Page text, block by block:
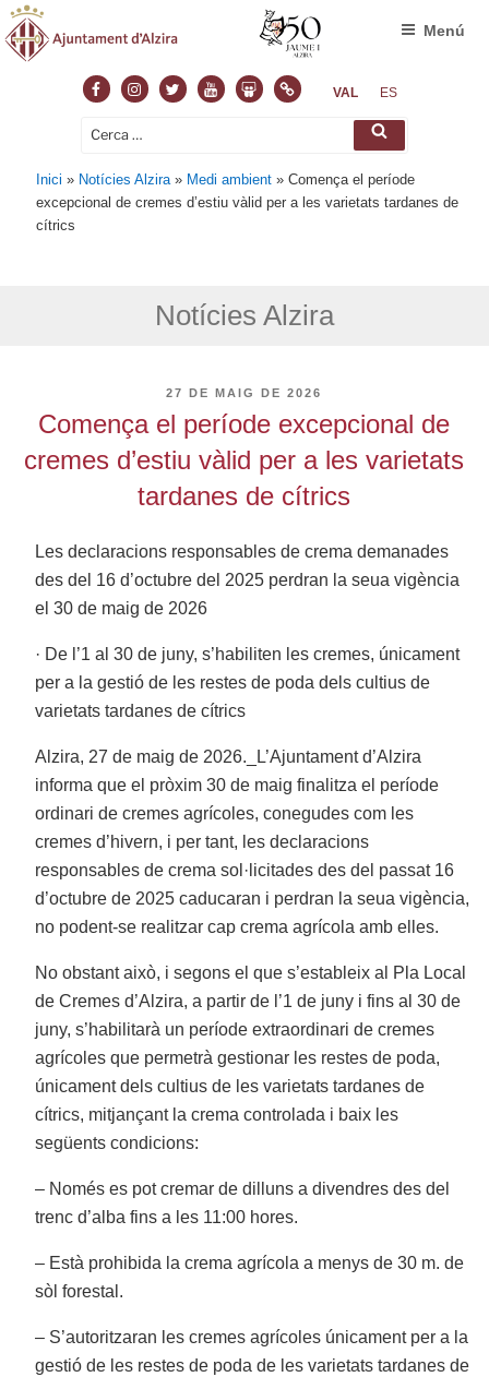
FacebookInstagram
TwitterYoutubeSlideshare
NormasVAL ES
Cerca: Cerca
Menú
Inici » Notícies Alzira » Medi ambient »Comença el període
excepcional de cremes d’estiu vàlid per a les varietats tardanes de
cítrics
Notícies Alzira
PUBLICAT
27 DE MAIG DE 2026
Comença el període excepcional de
cremes d’estiu vàlid per a les varietats
tardanes de cítrics
Les declaracions responsables de crema demanades
des del 16 d’octubre del 2025 perdran la seua vigència
el 30 de maig de 2026
· De l’1 al 30 de juny, s’habiliten les cremes, únicament
per a la gestió de les restes de poda dels cultius de
varietats tardanes de cítrics
Alzira, 27 de maig de 2026._L’Ajuntament d’Alzira
informa que el pròxim 30 de maig finalitza el període
ordinari de cremes agrícoles, conegudes com les
cremes d’hivern, i per tant, les declaracions
responsables de crema sol·licitades des del passat 16
d’octubre de 2025 caducaran i perdran la seua vigència,
no podent-se realitzar cap crema agrícola amb elles.
No obstant això, i segons el que s’estableix al Pla Local
de Cremes d’Alzira, a partir de l’1 de juny i fins al 30 de
juny, s’habilitarà un període extraordinari de cremes
agrícoles que permetrà gestionar les restes de poda,
únicament dels cultius de les varietats tardanes de
cítrics, mitjançant la crema controlada i baix les
següents condicions:
– Només es pot cremar de dilluns a divendres des del
trenc d’alba fins a les 11:00 hores.
– Està prohibida la crema agrícola a menys de 30 m. de
sòl forestal.
– S’autoritzaran les cremes agrícoles únicament per a la
gestió de les restes de poda de les varietats tardanes de